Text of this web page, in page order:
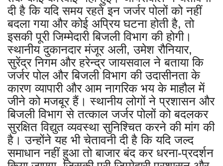
दी है कि यदि समय रहते इन जर्जर पोलों को नहीं
बदला गया और कोई अप्रिय घटना होती है, तो
इसकी पूरी जिम्मेदारी बिजली विभाग की होगी।
स्थानीय दुकानदार मंजूर अली, उमेश रौनियार,
सुरेंद्र निगम और हरेन्द्र जायसवाल ने बताया कि
जर्जर पोल और बिजली विभाग की उदासीनता के
कारण व्यापारी और आम नागरिक भय के माहौल में
जीने को मजबूर हैं। स्थानीय लोगों ने प्रशासन और
बिजली विभाग से तत्काल जर्जर पोलों को बदलकर
सुरक्षित विद्युत व्यवस्था सुनिश्चित करने की मांग की
है। उन्होंने यह भी चेतावनी दी है कि यदि जल्द
समाधान नहीं हुआ तो बाजार बंद कर धरना-प्रदर्शन